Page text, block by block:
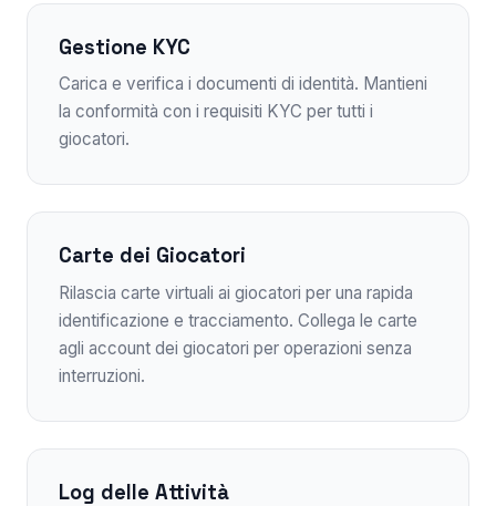
Gestione KYC
Carica e verifica i documenti di identità. Mantieni
la conformità con i requisiti KYC per tutti i
giocatori.
Carte dei Giocatori
Rilascia carte virtuali ai giocatori per una rapida
identificazione e tracciamento. Collega le carte
agli account dei giocatori per operazioni senza
interruzioni.
Log delle Attività